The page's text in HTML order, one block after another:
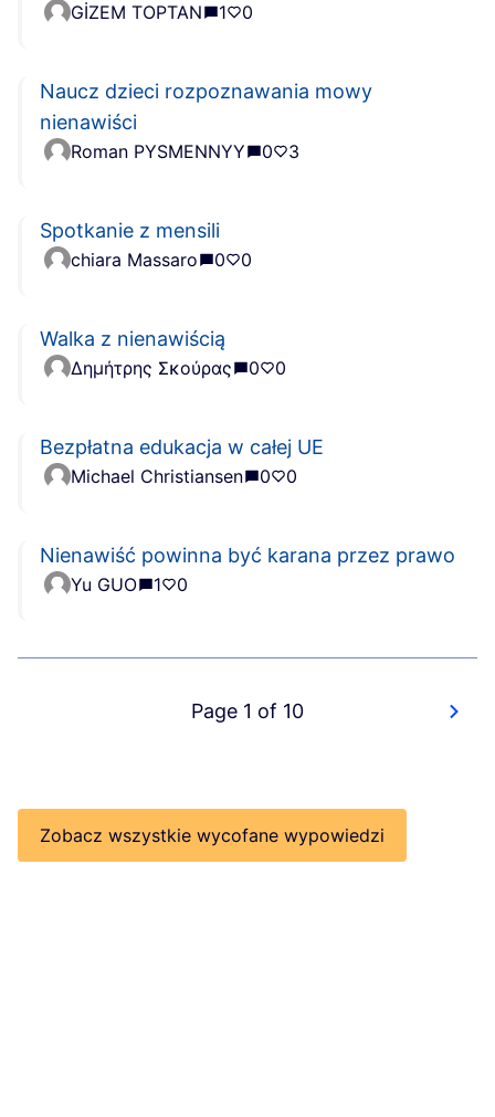
GİZEM TOPTAN 1 0
Naucz dzieci rozpoznawania mowy
nienawiści
Roman PYSMENNYY 0 3
Spotkanie z mensili
chiara Massaro 0 0
Walka z nienawiścią
Δημήτρης Σκούρας 0 0
Bezpłatna edukacja w całej UE
Michael Christiansen 0 0
Nienawiść powinna być karana przez prawo
Yu GUO 1 0
Page 1 of 10
Zobacz wszystkie wycofane wypowiedzi